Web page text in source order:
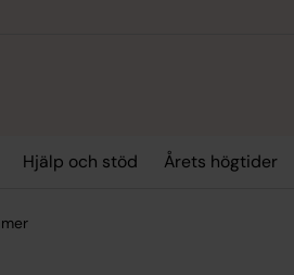
Hjälp och stöd Årets högtider